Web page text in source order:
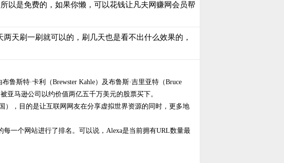
以是免费的，如果你懒，可以花钱让凡夫网赚网会员帮
天刷一刷就可以的，刷几天也是看不出什么效果的，
鲁斯特·卡利（Brewster Kahle）及布鲁斯·吉里亚特（Bruce
亚马逊公司以约价值两亿五千万美元的股票买下。
），目的是让互联网网友在分享虚拟世界资源的同时，更多地
一个网站进行了排名。可以说，Alexa是当前拥有URL数量最